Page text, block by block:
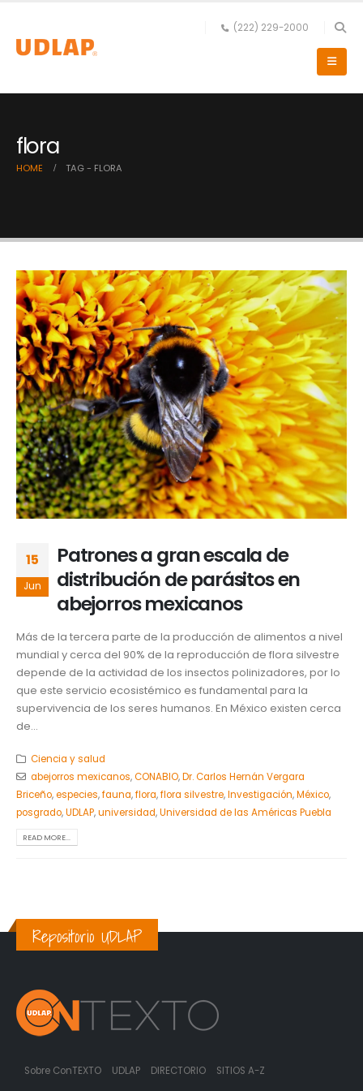
(222) 229-2000
flora
HOME TAG - FLORA
15
Jun
Patrones a gran escala de
distribución de parásitos en
abejorros mexicanos
Más de la tercera parte de la producción de alimentos a nivel
mundial y cerca del 90% de la reproducción de flora silvestre
depende de la actividad de los insectos polinizadores, por lo
que este servicio ecosistémico es fundamental para la
supervivencia de los seres humanos. En México existen cerca
de...
Ciencia y salud
abejorros mexicanos,CONABIO,Dr. Carlos Hernán Vergara
Briceño,especies,fauna,flora,flora silvestre,Investigación,México,
posgrado,UDLAP,universidad,Universidad de las Américas Puebla
READ MORE...
Repositorio UDLAP
Sobre ConTEXTO UDLAP DIRECTORIO SITIOS A-Z